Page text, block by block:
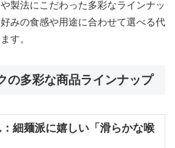
製法にこだわった多彩なラインナッ
みの食感や用途に合わせて選べる代
す。
の多彩な商品ラインナップ
細麺派に嬉しい「滑らかな喉